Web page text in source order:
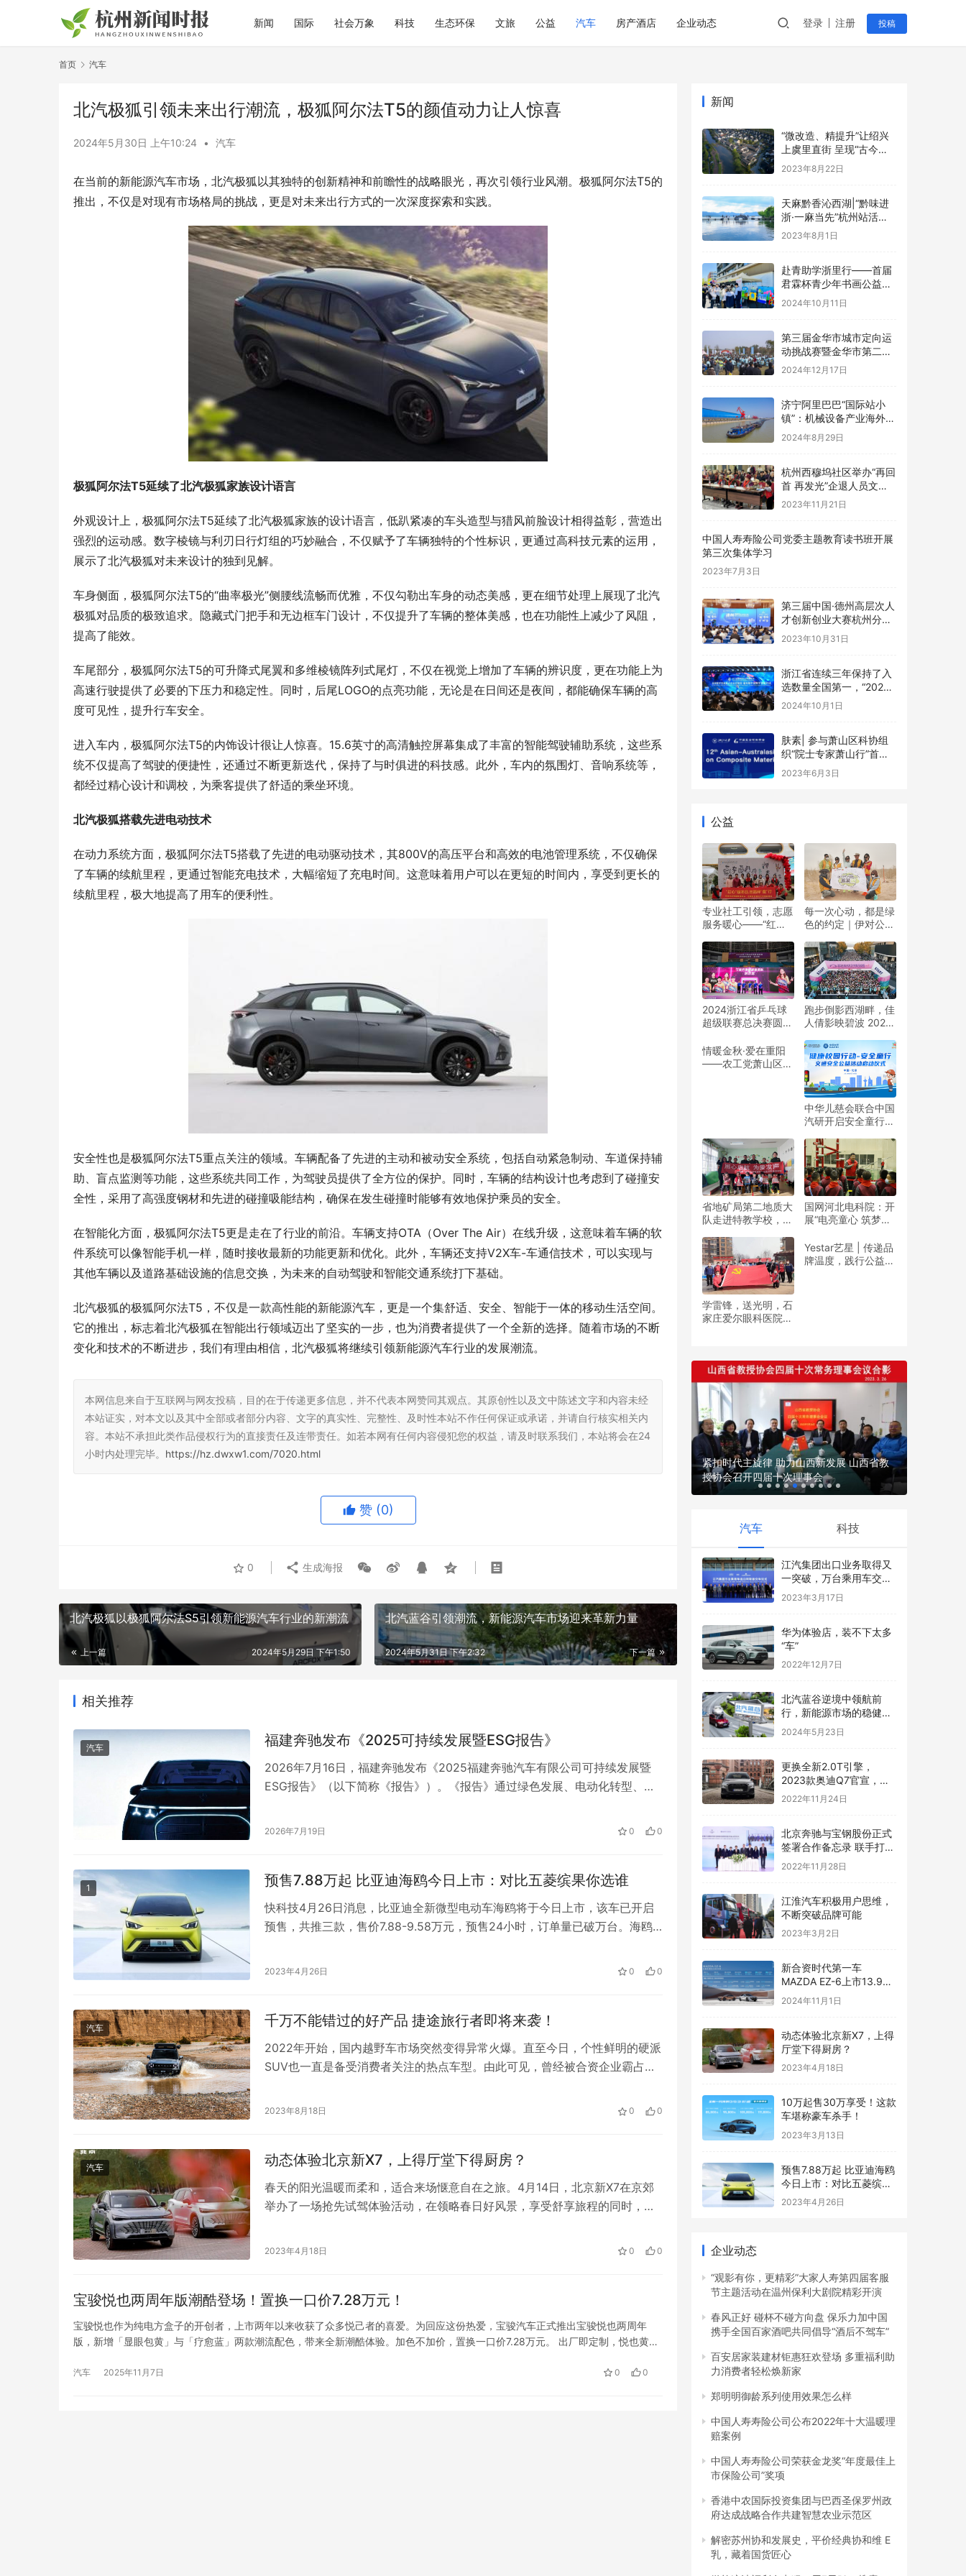
新闻 国际 社会万象 科技 生态环保 文旅 公益 汽车 房产酒店 企业动态 登录 注册 投稿
首页 汽车
​北汽极狐引领未来出行潮流，极狐阿尔法T5的颜值动力让人惊喜
2024年5月30日 上午10:24 • 汽车
在当前的新能源汽车市场，北汽极狐以其独特的创新精神和前瞻性的战略眼光，再次引领行业风潮。极狐阿尔法T5的
推出，不仅是对现有市场格局的挑战，更是对未来出行方式的一次深度探索和实践。
极狐阿尔法T5延续了北汽极狐家族设计语言
外观设计上，极狐阿尔法T5延续了北汽极狐家族的设计语言，低趴紧凑的车头造型与猎风前脸设计相得益彰，营造出
强烈的运动感。数字棱镜与利刃日行灯组的巧妙融合，不仅赋予了车辆独特的个性标识，更通过高科技元素的运用，
展示了北汽极狐对未来设计的独到见解。
车身侧面，极狐阿尔法T5的“曲率极光”侧腰线流畅而优雅，不仅勾勒出车身的动态美感，更在细节处理上展现了北汽
极狐对品质的极致追求。隐藏式门把手和无边框车门设计，不仅提升了车辆的整体美感，也在功能性上减少了风阻，
提高了能效。
车尾部分，极狐阿尔法T5的可升降式尾翼和多维棱镜阵列式尾灯，不仅在视觉上增加了车辆的辨识度，更在功能上为
高速行驶提供了必要的下压力和稳定性。同时，后尾LOGO的点亮功能，无论是在日间还是夜间，都能确保车辆的高
度可见性，提升行车安全。
进入车内，极狐阿尔法T5的内饰设计很让人惊喜。15.6英寸的高清触控屏幕集成了丰富的智能驾驶辅助系统，这些系
统不仅提高了驾驶的便捷性，还通过不断更新迭代，保持了与时俱进的科技感。此外，车内的氛围灯、音响系统等，
都经过精心设计和调校，为乘客提供了舒适的乘坐环境。
北汽极狐搭载先进电动技术
在动力系统方面，极狐阿尔法T5搭载了先进的电动驱动技术，其800V的高压平台和高效的电池管理系统，不仅确保
了车辆的续航里程，更通过智能充电技术，大幅缩短了充电时间。这意味着用户可以在更短的时间内，享受到更长的
续航里程，极大地提高了用车的便利性。
安全性也是极狐阿尔法T5重点关注的领域。车辆配备了先进的主动和被动安全系统，包括自动紧急制动、车道保持辅
助、盲点监测等功能，这些系统共同工作，为驾驶员提供了全方位的保护。同时，车辆的结构设计也考虑到了碰撞安
全性，采用了高强度钢材和先进的碰撞吸能结构，确保在发生碰撞时能够有效地保护乘员的安全。
在智能化方面，极狐阿尔法T5更是走在了行业的前沿。车辆支持OTA（Over The Air）在线升级，这意味着车辆的软
件系统可以像智能手机一样，随时接收最新的功能更新和优化。此外，车辆还支持V2X车-车通信技术，可以实现与
其他车辆以及道路基础设施的信息交换，为未来的自动驾驶和智能交通系统打下基础。
北汽极狐的极狐阿尔法T5，不仅是一款高性能的新能源汽车，更是一个集舒适、安全、智能于一体的移动生活空间。
它的推出，标志着北汽极狐在智能出行领域迈出了坚实的一步，也为消费者提供了一个全新的选择。随着市场的不断
变化和技术的不断进步，我们有理由相信，北汽极狐将继续引领新能源汽车行业的发展潮流。
本网信息来自于互联网与网友投稿，目的在于传递更多信息，并不代表本网赞同其观点。其原创性以及文中陈述文字和内容未经
本站证实，对本文以及其中全部或者部分内容、文字的真实性、完整性、及时性本站不作任何保证或承诺，并请自行核实相关内
容。本站不承担此类作品侵权行为的直接责任及连带责任。如若本网有任何内容侵犯您的权益，请及时联系我们，本站将会在24
小时内处理完毕。 https://hz.dwxw1.com/7020.html
赞 (0)
0 生成海报
​北汽极狐以极狐阿尔法S5引领新能源汽车行业的新潮流
上一篇 2024年5月29日 下午1:50
​北汽蓝谷引领潮流，新能源汽车市场迎来革新力量
下一篇
2024年5月31日 下午2:32
相关推荐
汽车 福建奔驰发布《2025可持续发展暨ESG报告》
2026年7月16日，福建奔驰发布《2025福建奔驰汽车有限公司可持续发展暨
ESG报告》（以下简称《报告》）。《报告》通过绿色发展、电动化转型、产
建奔驰在过去一年深度践行ESG理念的成果。 《报告》显示，2025年福建奔
2026年7月19日 0 0
1 预售7.88万起 比亚迪海鸥今日上市：对比五菱缤果你选谁
快科技4月26日消息，比亚迪全新微型电动车海鸥将于今日上市，该车已开启
预售，共推三款，售价7.88-9.58万元，预售24小时，订单量已破万台。海鸥
塑造了机甲和未来感，而内饰则与海豚保持一致，提供10.1英寸自适应旋转大
2023年4月26日 0 0
汽车 千万不能错过的好产品 捷途旅行者即将来袭！
2022年开始，国内越野车市场突然变得异常火爆。直至今日，个性鲜明的硬派
SUV也一直是备受消费者关注的热点车型。由此可见，曾经被合资企业霸占的
新入局的玩家，而捷途旅行者则成为首款投放市场的产品。 外观方面，捷途旅
2023年8月18日 0 0
汽车 动态体验北京新X7，上得厅堂下得厨房？
春天的阳光温暖而柔和，适合来场惬意自在之旅。4月14日，北京新X7在京郊
举办了一场抢先试驾体验活动，在领略春日好风景，享受舒享旅程的同时，北
来大智慧全方位升级使得这趟旅程别有一番滋味。今天，不妨和大家来详细聊
2023年4月18日 0 0
宝骏悦也两周年版潮酷登场！置换一口价7.28万元！
宝骏悦也作为纯电方盒子的开创者，上市两年以来收获了众多悦己者的喜爱。为回应这份热爱，宝骏汽车正式推出宝骏悦也两周年
版，新增「显眼包黄」与「疗愈蓝」两款潮流配色，带来全新潮酷体验。加色不加价，置换一口价7.28万元。 出厂即定制，悦也黄蓝
从街…
汽车 2025年11月7日 0 0
新闻
“微改造、精提升”让绍兴
上虞里直街 呈现“古今交
融之美”
2023年8月22日
天麻黔香沁西湖|“黔味进
浙·一麻当先”杭州站活动
圆满举行！
2023年8月1日
赴青助学浙里行——首届
君霖杯青少年书画公益大
赛（青海站） –海西州中
小学生书画大赛公益活动
2024年10月11日
第三届金华市城市定向运
动挑战赛暨金华市第二届
青少年定向锦标赛圆满落
2024年12月17日
济宁阿里巴巴“国际站小
镇”：机械设备产业海外扩
张的新名片
2024年8月29日
杭州西穆坞社区举办“再回
首 再发光”企退人员文艺
汇演
2023年11月21日
中国人寿寿险公司党委主题教育读书班开展
第三次集体学习
2023年7月3日
第三届中国·德州高层次人
才创新创业大赛杭州分赛
成功举办
2023年10月31日
浙江省连续三年保持了入
选数量全国第一，“2024
数字贸易系列评选”在杭州
2024年10月1日
肤素| 参与萧山区科协组
织“院士专家萧山行”首场
活动
2023年6月3日
公益
专业社工引领，志愿
服务暖心——“红心”
每一次心动，都是绿
色的约定｜伊对公益
双向奔赴
2024浙江省乒乓球
超级联赛总决赛圆满
跑步倒影西湖畔，佳
人倩影映碧波 2024
靓丽开赛
情暖金秋·爱在重阳
——农工党萧山区基
中华儿慈会联合中国
汽研开启安全童行公
省地矿局第二地质大
队走进特教学校，暖
国网河北电科院：开
展“电亮童心 筑梦未
学雷锋，送光明，石
家庄爱尔眼科医院党
Yestar艺星 | 传递品
牌温度，践行公益之
紧扣时代主旋律 助力山西新发展 山西省教
授协会召开四届十次理事会
汽车 科技
江汽集团出口业务取得又
一突破，万台乘用车交付
阿联酋
2023年3月17日
华为体验店，装不下太多
“车”
2022年12月7日
北汽蓝谷逆境中领航前
行，新能源市场的稳健舵
手
2024年5月23日
更换全新2.0T引擎，
2023款奥迪Q7官宣，配
真四驱，售价63.28
2022年11月24日
北京奔驰与宝钢股份正式
签署合作备忘录 联手打造
绿色钢铁供应链
2022年11月28日
江淮汽车积极用户思维，
不断突破品牌可能
2023年3月2日
新合资时代第一车
MAZDA EZ-6上市13.98
万元起售交个朋友
2024年11月1日
动态体验北京新X7，上得
厅堂下得厨房？
2023年4月18日
10万起售30万享受！这款
车堪称豪车杀手！
2023年3月13日
预售7.88万起 比亚迪海鸥
今日上市：对比五菱缤果
你选谁
2023年4月26日
企业动态
“观影有你，更精彩”大家人寿第四届客服
节主题活动在温州保利大剧院精彩开演
春风正好 碰杯不碰方向盘 保乐力加中国
携手全国百家酒吧共同倡导“酒后不驾车”
百安居家装建材钜惠狂欢登场 多重福利助
力消费者轻松焕新家
郑明明御龄系列使用效果怎么样
中国人寿寿险公司公布2022年十大温暖理
赔案例
中国人寿寿险公司荣获金龙奖“年度最佳上
市保险公司”奖项
香港中农国际投资集团与巴西圣保罗州政
府达成战略合作共建智慧农业示范区
解密苏州协和发展史，平价经典协和维 E
乳，藏着国货匠心